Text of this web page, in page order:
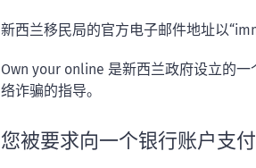
新西兰移民局的官方电子邮件地址以
Own your online 是新西兰政府设立的
络诈骗的指导。
您被要求向一个银行账户支